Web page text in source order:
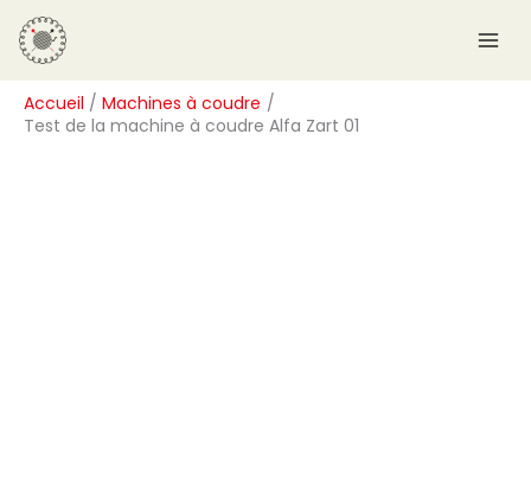
Aller
au
contenu
Accueil
Machines à coudre
Test de la machine à coudre Alfa Zart 01
R
e
c
h